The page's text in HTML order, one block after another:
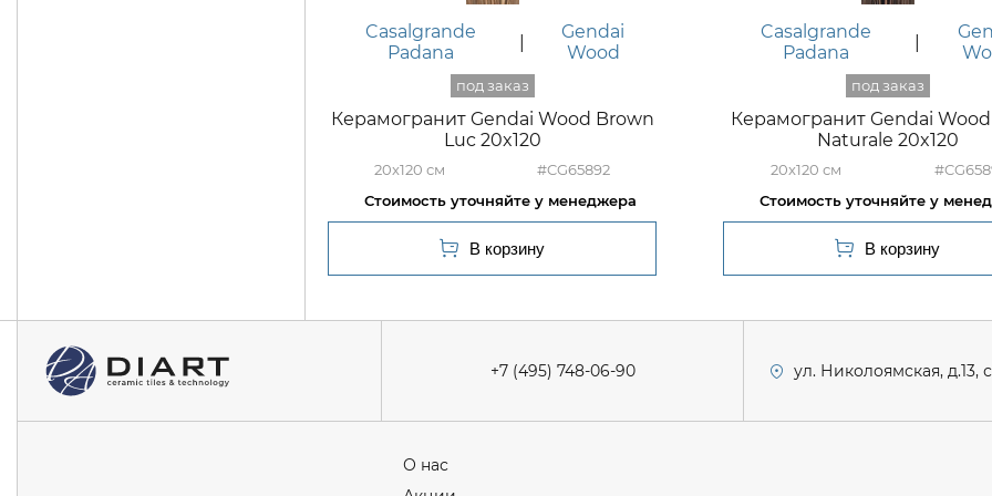
Casalgrande
Padana
Gendai
Wood
Керамогранит Gendai Wood Brown
Luc 20x120
20x120 #CG65892
Casalgrande
Padana
Керамогранит Gendai
Naturale 20x120
20x120
+7 (495) 748-06-90 ул. Николоямская, д.13,
О нас